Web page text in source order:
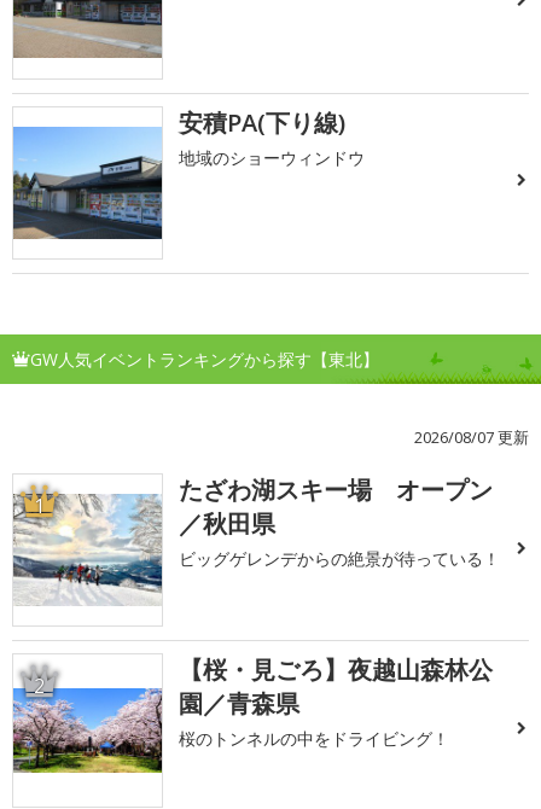
安積PA(下り線)
地域のショーウィンドウ
GW人気イベントランキングから探す【東北】
2026/08/07 更新
1
たざわ湖スキー場 オープン
／秋田県
ビッグゲレンデからの絶景が待っている！
2
【桜・見ごろ】夜越山森林公
園／青森県
桜のトンネルの中をドライビング！